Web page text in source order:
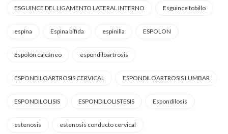
ESGUINCE DEL LIGAMENTO LATERAL INTERNO Esguince tobillo
espina Espina bífida espinilla ESPOLON
Espolón calcáneo espondiloartrosis
ESPONDILOARTROSIS CERVICAL ESPONDILOARTROSIS LUMBAR
ESPONDILOLISIS ESPONDILOLISTESIS Espondilosis
estenosis estenosis conducto cervical